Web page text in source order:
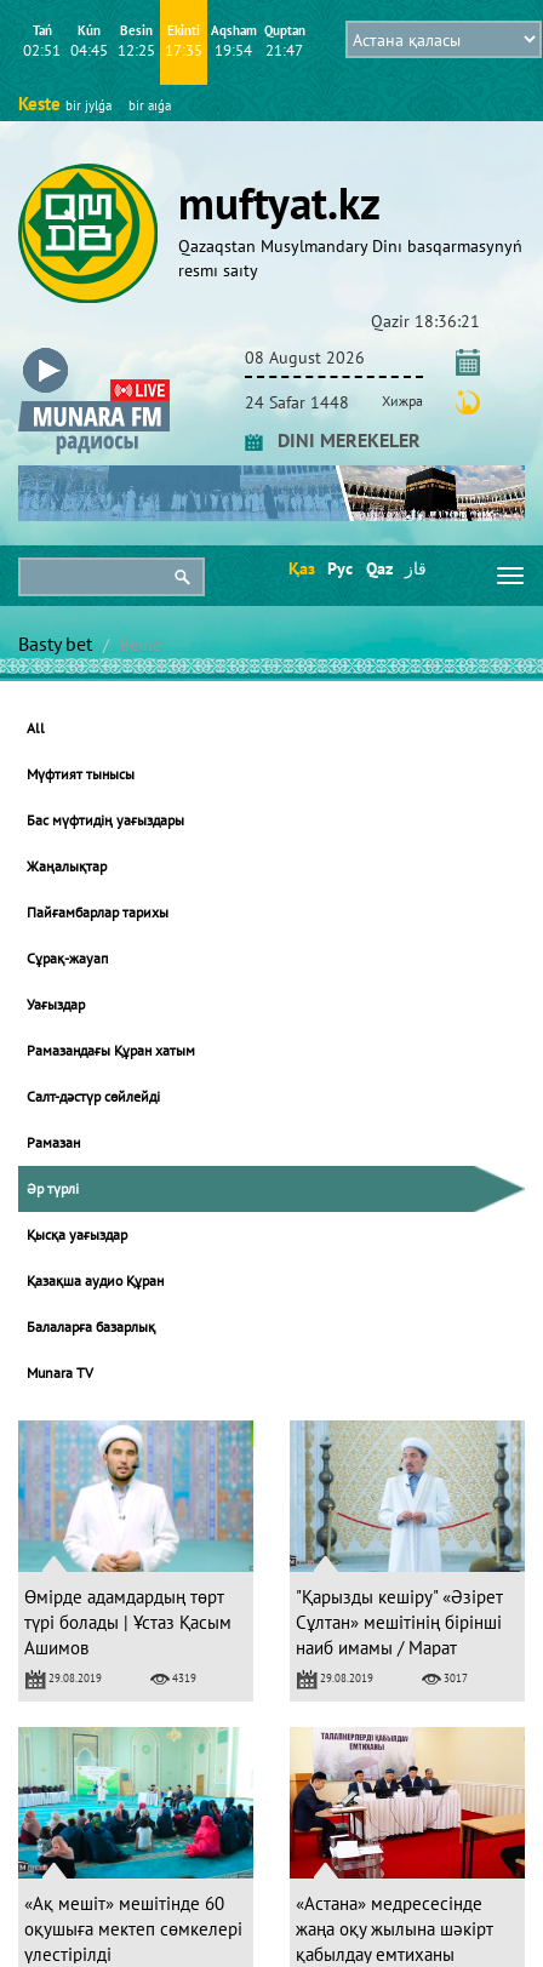
Tań
02:51
Kún
04:45
Besіn
12:25
Ekіntі
17:35
Aqsham
19:54
Quptan
21:47
Keste bіr jylǵa bіr aıǵa
muftyat.kz
Qazaqstan Musylmandary Dіnı basqarmasynyń
resmı saıty
Qazіr 18:36:22
08 August 2026
24 Safar 1448 Хижра
DINI MEREKELER
Қаз Рус Qaz قاز
Basty bet Beıne
All
Мүфтият тынысы
Бас мүфтидің уағыздары
Жаңалықтар
Пайғамбарлар тарихы
Сұрақ-жауап
Уағыздар
Рамазандағы Құран хатым
Салт-дәстүр сөйлейді
Рамазан
Әр түрлі
Қысқа уағыздар
Қазақша аудио Құран
Балаларға базарлық
Munara TV
Өмірде адамдардың төрт
түрі болады | Ұстаз Қасым
Ашимов
29.08.2019 4319
"Қарызды кешіру" «Әзірет
Сұлтан» мешітінің бірінші
наиб имамы / Марат
Бектазинов
29.08.2019 3017
«Ақ мешіт» мешітінде 60
оқушыға мектеп сөмкелері
үлестірілді
«Астана» медресесінде
жаңа оқу жылына шәкірт
қабылдау емтиханы